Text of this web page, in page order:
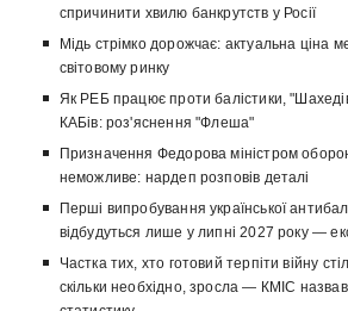
спричинити хвилю банкрутств у Росії
Мідь стрімко дорожчає: актуальна ціна
світовому ринку
Як РЕБ працює проти балістики,
КАБів: роз'яснення "Флеша"
Призначення Федорова міністром
неможливе: нардеп розповів деталі
Перші випробування української
відбудуться лише у липні 2027 року —
Частка тих, хто готовий терпіти війну
скільки необхідно, зросла — КМІС назвав